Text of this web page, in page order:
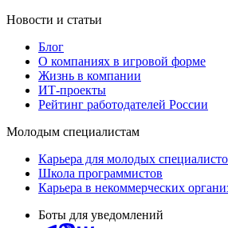
Новости и статьи
Блог
О компаниях в игровой форме
Жизнь в компании
ИТ-проекты
Рейтинг работодателей России
Молодым специалистам
Карьера для молодых
Школа программистов
Карьера в некоммерческих
Боты для уведомлений